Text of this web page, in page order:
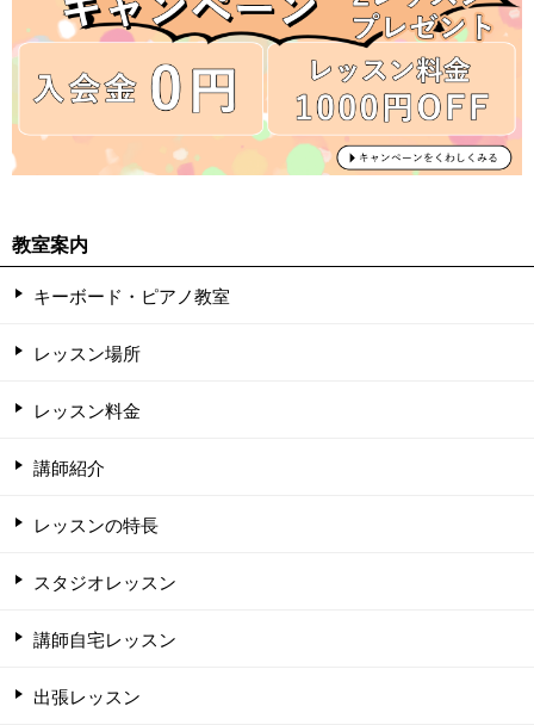
教室案内
キーボード・ピアノ教室
レッスン場所
レッスン料金
講師紹介
レッスンの特長
スタジオレッスン
講師自宅レッスン
出張レッスン